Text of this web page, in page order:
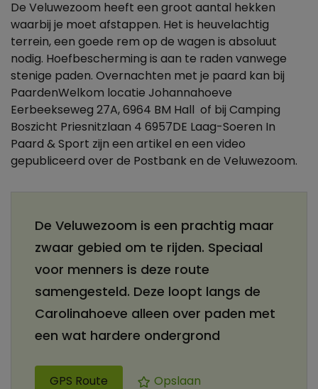
De Veluwezoom heeft een groot aantal hekken
waarbij je moet afstappen. Het is heuvelachtig
terrein, een goede rem op de wagen is absoluut
nodig. Hoefbescherming is aan te raden vanwege
stenige paden. Overnachten met je paard kan bij
PaardenWelkom locatie Johannahoeve
Eerbeekseweg 27A, 6964 BM Hall of bij Camping
Boszicht Priesnitzlaan 4 6957DE Laag-Soeren In
Paard & Sport zijn een artikel en een video
gepubliceerd over de Postbank en de Veluwezoom.
De Veluwezoom is een prachtig maar
zwaar gebied om te rijden. Speciaal
voor menners is deze route
samengesteld. Deze loopt langs de
Carolinahoeve alleen over paden met
een wat hardere ondergrond
GPS Route Opslaan